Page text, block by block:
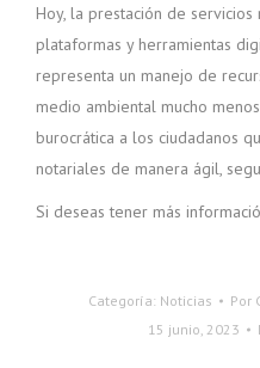
Hoy, la prestación de
plataformas y herramientas
representa un manejo de
medio ambiental mucho
burocrática a los ciudadanos
notariales de manera ágil,
Si deseas tener más
Categoría: Noticias Por
15 junio, 2023